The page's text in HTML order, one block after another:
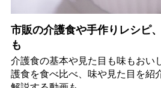
市販の介護食や手作りレシピ
も
介護食の基本や見た目も味もおい
護食を食べ比べ、味や見た目を紹